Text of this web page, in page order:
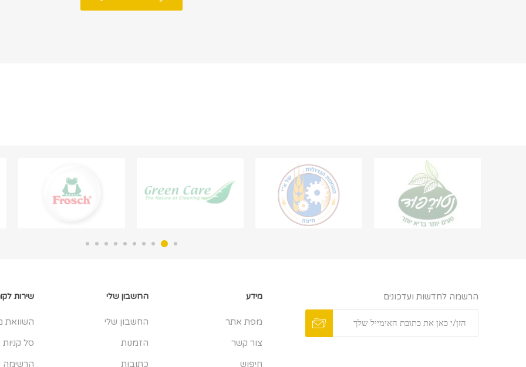
הרשמה לחדשות ועדכונים מידע
מפת אתר
צור קשר
חיפוש
החשבון שלי
החשבון שלי
הזמנות
כתובות
שירות
השוואת
סל קניות
הרשימה